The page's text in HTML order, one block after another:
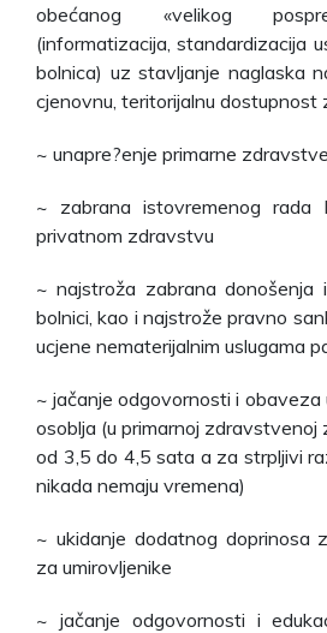
obećanog «velikog
(informatizacija, standardizacija
bolnica) uz stavljanje naglaska
cjenovnu, teritorijalnu dostupnost
~ unapre?enje primarne
~ zabrana istovremenog rada
privatnom zdravstvu
~ najstroža zabrana donošenja
bolnici, kao i najstrože pravno
ucjene nematerijalnim uslugama
~ jačanje odgovornosti i
osoblja (u primarnoj zdravstvenoj
od 3,5 do 4,5 sata a za strpljivi
nikada nemaju vremena)
~ ukidanje dodatnog doprinosa
za umirovljenike
~ jačanje odgovornosti i